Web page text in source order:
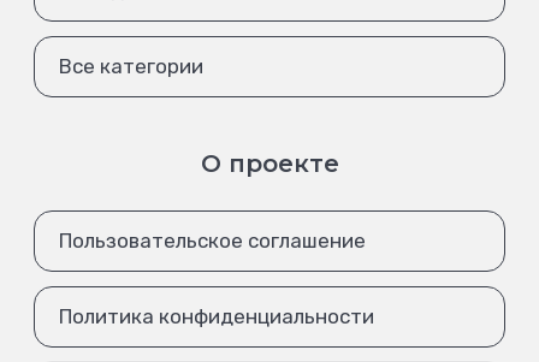
Все категории
О проекте
Пользовательское соглашение
Политика конфиденциальности